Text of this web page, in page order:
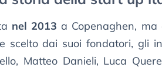
nel 2013 a Copenaghen,
scelto dai suoi fondatori, gli
Matteo Danieli, Luca